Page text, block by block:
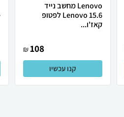
Lenovo מחשב נייד
Lenovo 15.6 לפטופ
קאז'ו...
108
₪
קנו עכשיו